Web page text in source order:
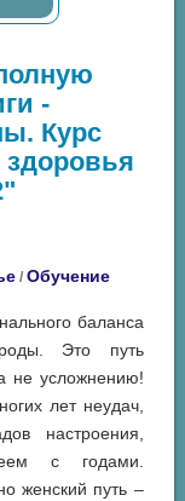
-
Курс
/Обучение
баланса
Это путь
не усложнению!
лет неудач,
настроения,
с годами.
женский путь –